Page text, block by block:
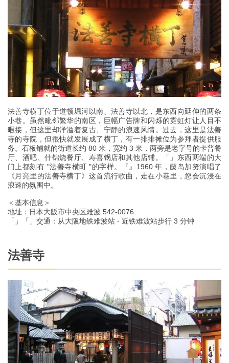
法善寺横丁位于道顿堀河以南、法善寺以北，是东西向延伸的两条
小巷。虽然毗邻繁华的南区，巨幅广告牌和闪烁的霓虹灯让人目不
暇接，但这里却洋溢着复古、宁静的浪速风情。过去，这里是法善
寺的寺院，但很快就发展成了横丁，有一排排摊位为参拜者提供服
务。石板铺就的街道长约 80 米，宽约 3 米，两旁是老字号的卡普餐
厅、酒吧、什锦烧餐厅、寿喜锅店和其他店铺。「」东西两端的大
门上都刻有 "法善寺横町 "的字样。『』1960 年，藤岛加努演唱了
《月亮里的法善寺横丁》这首流行歌曲，走在小巷里，您会沉浸在
浪速的氛围中。
＜基本信息＞
地址：日本大阪市中央区难波 542-0076
「」「」交通：从大阪地铁难波站 - 近铁难波站步行 3 分钟
法善寺